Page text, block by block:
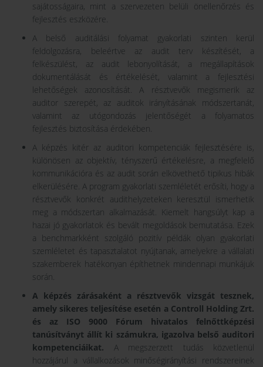
sajátosságaira, mint a szervezeten belüli önellenőrzés és
fejlesztés eszközére.
A belső auditálási folyamat gyakorlati szinten kerül
feldolgozásra, beleértve az audit terv készítését, a
felkészülést, az audit lebonyolítását, a megállapítások
dokumentálását és értékelését, valamint a fejlesztési
lehetőségek azonosítását. A résztvevők megismerik az
auditor szerepét, az auditok irányításának módszertanát,
valamint az utógondozás jelentőségét a folyamatos
fejlesztés biztosítása érdekében.
A képzés kitér az auditori kompetenciák fejlesztésére is,
különösen az objektív, tényszerű értékelésre, a megfelelő
kommunikációra és az audit során elkövethető tipikus hibák
elkerülésére. A program gyakorlati szemléletét erősíti, hogy a
résztvevők konkrét audithelyzeteken keresztül ismerhetik
meg a módszertan alkalmazását. Kiemelt hangsúlyt kap a
hazai jó gyakorlatok és bevált megoldások bemutatása. Ezek
a benchmarkként szolgáló pozitív példák olyan gyakorlati
szemléletet és tapasztalatot nyújtanak, amelyekre a vállalati
szakemberek hatékonyan építhetnek mindennapi munkájuk
során.
A képzés zárásaként a résztvevők vizsgát tesznek,
amely sikeres teljesítése esetén a Controll Holding Zrt.
és az ISO 9000 Fórum hivatalos felnőttképzési
tanúsítványt állít ki számukra, igazolva belső auditori
kompetenciáikat. A megszerzett tudás közvetlenül
hozzájárul a vállalkozások minőségirányítási rendszereinek